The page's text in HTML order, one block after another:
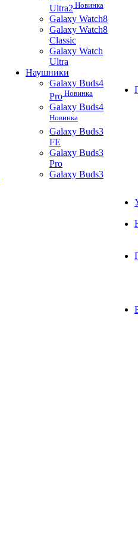
Ultra2 Новинка
Galaxy Watch8
Galaxy Watch8
Classic
Galaxy Watch
Ultra
Наушники
Galaxy Buds4
Pro Новинка
Galaxy Buds4
Новинка
Galaxy Buds3
FE
Galaxy Buds3
Pro
Galaxy Buds3